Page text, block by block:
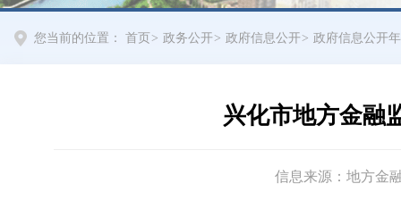
您当前的位置： 首页 > 政务公开> 政府信息公开> 政府信息公开
兴化市地方金融
信息来源：地方金